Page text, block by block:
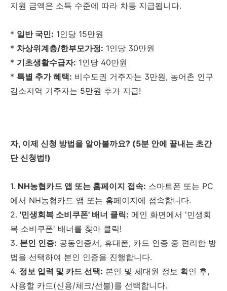
지원 금액은 소득 수준에 따라 차등 지급됩니다.
* 일반 국민: 1인당 15만원
* 차상위계층/한부모가정: 1인당 30만원
* 기초생활수급자: 1인당 40만원
* 특별 추가 혜택: 비수도권 거주자는 3만원, 농어촌 인구
감소지역 거주자는 5만원 추가 지급!
자, 이제 신청 방법을 알아볼까요? (5분 안에 끝내는 초간
단 신청법!)
1. NH농협카드 앱 또는 홈페이지 접속: 스마트폰 또는 PC
에서 NH농협카드 앱 또는 홈페이지에 접속합니다.
2. '민생회복 소비쿠폰' 배너 클릭: 메인 화면에서 '민생회
복 소비쿠폰' 배너를 찾아 클릭!
3. 본인 인증: 공동인증서, 휴대폰, 카드 인증 중 편리한 방
법을 선택하여 본인 인증을 진행합니다.
4. 정보 입력 및 카드 선택: 본인 및 세대원 정보 확인 후,
사용할 카드(신용/체크/선불)를 선택합니다.